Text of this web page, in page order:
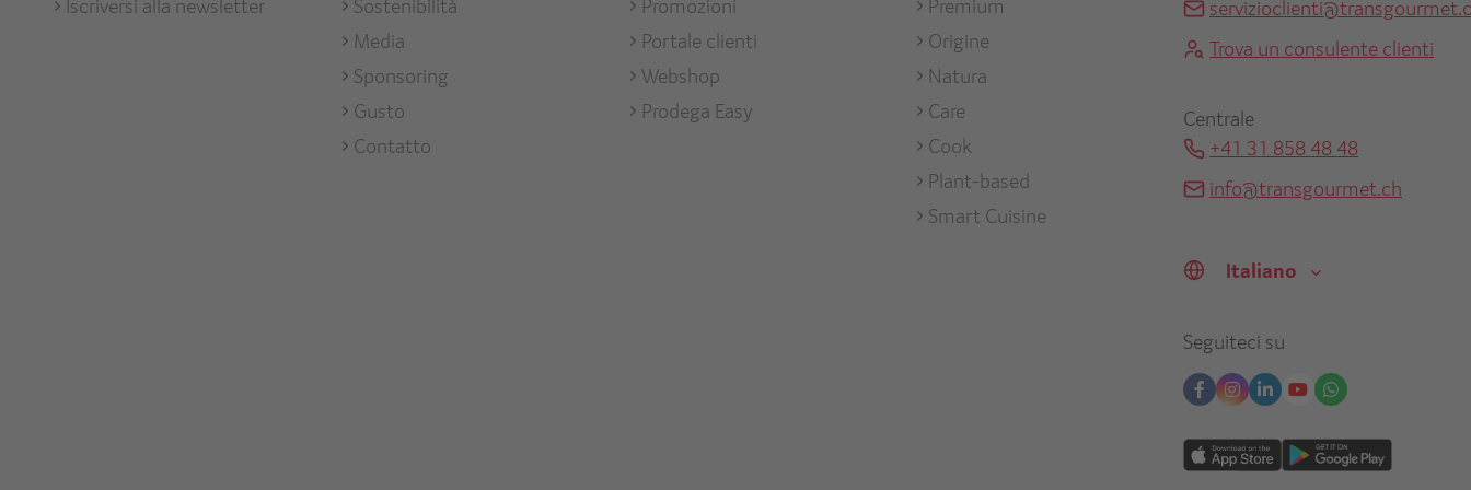
Iscriversi alla newsletter
Sostenibilità
Media
Sponsoring
Gusto
Contatto
Promozioni
Portale clienti
Webshop
Prodega Easy
Marken
Premium
Origine
Natura
Care
Cook
Plant-based
Smart Cuisine
Trova un consulente clienti
Centrale
+41 31 858 48 48
info@transgourmet.ch
your
Seguiteci su